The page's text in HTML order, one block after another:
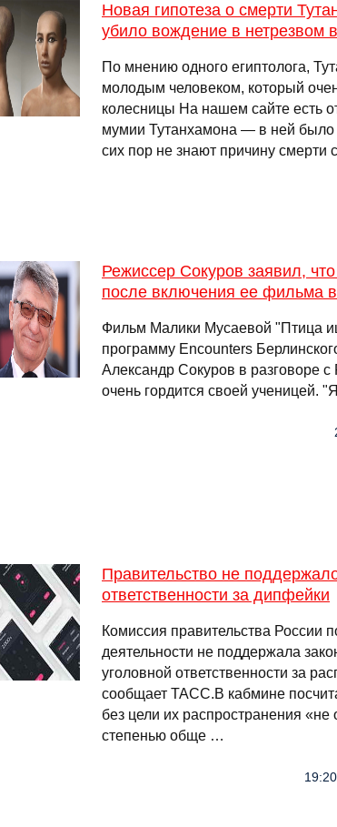
Новая гипотеза о смерти
убило вождение в нетрезвом
По мнению одного египтолога,
молодым человеком, который
колесницы На нашем сайте есть
мумии Тутанхамона — в ней было
сих пор не знают причину смерти
Режиссер Сокуров заявил,
после включения ее фильма
Фильм Малики Мусаевой "Птица
программу Encounters
Александр Сокуров в разговоре
очень гордится своей ученицей.
Правительство не
ответственности за дипфейки
Комиссия правительства России
деятельности не поддержала
уголовной ответственности за
сообщает ТАСС.В кабмине
без цели их распространения «не
степенью обще …